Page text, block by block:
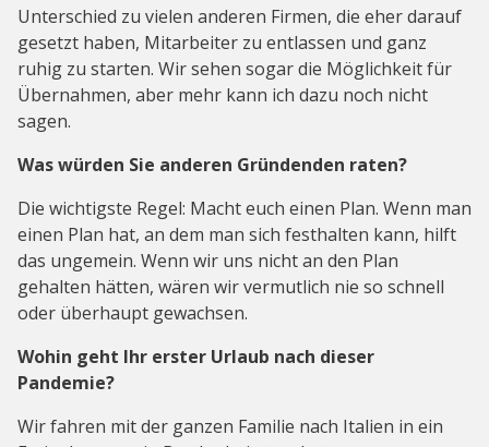
Unterschied zu vielen anderen Firmen, die eher darauf
gesetzt haben, Mitarbeiter zu entlassen und ganz
ruhig zu starten. Wir sehen sogar die Möglichkeit für
Übernahmen, aber mehr kann ich dazu noch nicht
sagen.
Was würden Sie anderen Gründenden raten?
Die wichtigste Regel: Macht euch einen Plan. Wenn man
einen Plan hat, an dem man sich festhalten kann, hilft
das ungemein. Wenn wir uns nicht an den Plan
gehalten hätten, wären wir vermutlich nie so schnell
oder überhaupt gewachsen.
Wohin geht Ihr erster Urlaub nach dieser
Pandemie?
Wir fahren mit der ganzen Familie nach Italien in ein